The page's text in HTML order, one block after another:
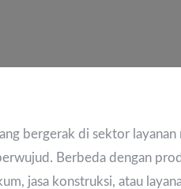
bergerak di sektor
Berbeda dengan
jasa konstruksi, atau